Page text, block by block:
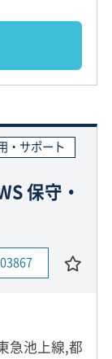
・サポート
保守・
急池上線,都営